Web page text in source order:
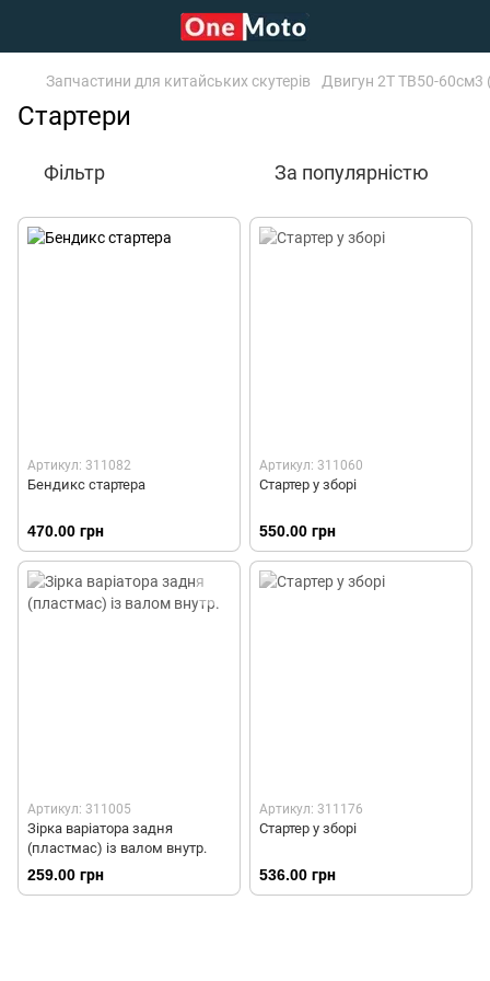
Запчастини для китайських скутерів Двигун 2Т TB50-60см3
Стартери
Фільтр За популярністю
Артикул: 311082
Бендикс стартера
470.00 грн
Артикул: 311060
Стартер у зборі
550.00 грн
Артикул: 311005
Зірка варіатора задня
(пластмас) із валом внутр.
259.00 грн
Артикул: 311176
Стартер у зборі
536.00 грн